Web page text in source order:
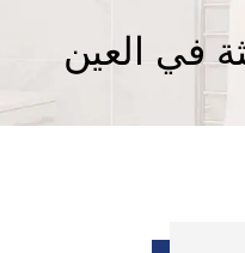
في العين